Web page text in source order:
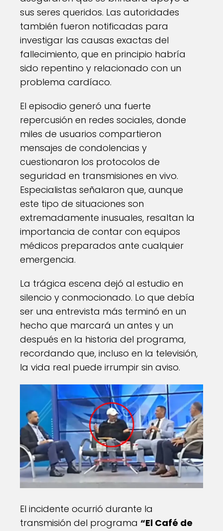
sus seres queridos. Las autoridades
también fueron notificadas para
investigar las causas exactas del
fallecimiento, que en principio habría
sido repentino y relacionado con un
problema cardíaco.
El episodio generó una fuerte
repercusión en redes sociales, donde
miles de usuarios compartieron
mensajes de condolencias y
cuestionaron los protocolos de
seguridad en transmisiones en vivo.
Especialistas señalaron que, aunque
este tipo de situaciones son
extremadamente inusuales, resaltan la
importancia de contar con equipos
médicos preparados ante cualquier
emergencia.
La trágica escena dejó al estudio en
silencio y conmocionado. Lo que debía
ser una entrevista más terminó en un
hecho que marcará un antes y un
después en la historia del programa,
recordando que, incluso en la televisión,
la vida real puede irrumpir sin aviso.
El incidente ocurrió durante la
transmisión del programa “El Café de